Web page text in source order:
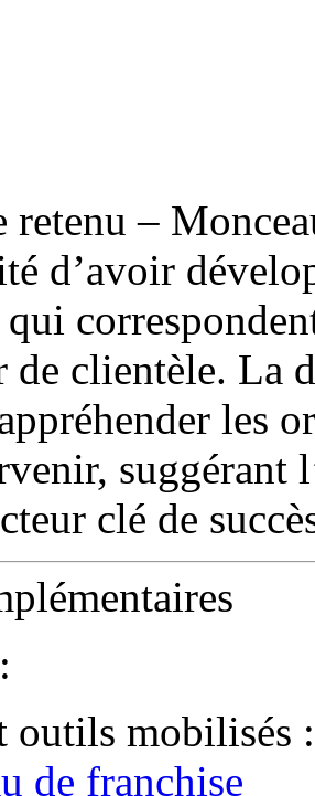
retenu –
d’avoir
qui
clientèle. La
les
suggérant
clé de
outils mobilisés :
de franchise